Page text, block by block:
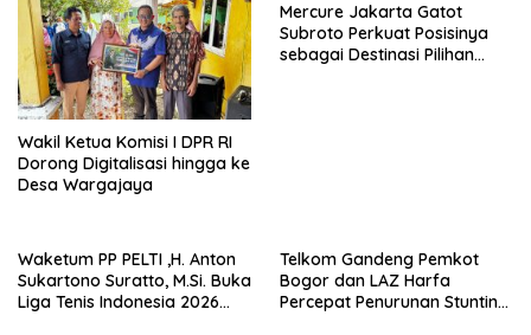
Wakil Ketua Komisi I DPR RI
Dorong Digitalisasi hingga ke
Desa Wargajaya
Mercure Jakarta Gatot
Subroto Perkuat Posisinya
sebagai Destinasi Pilihan
Waketum PP PELTI ,H. Anton
Sukartono Suratto, M.Si. Buka
Liga Tenis Indonesia 2026
Telkom Gandeng Pemkot
Bogor dan LAZ Harfa
Percepat Penurunan Stunting